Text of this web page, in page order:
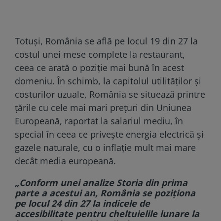
Totuși, România se află pe locul 19 din 27 la
costul unei mese complete la restaurant,
ceea ce arată o poziție mai bună în acest
domeniu. În schimb, la capitolul utilităților și
costurilor uzuale, România se situează printre
țările cu cele mai mari prețuri din Uniunea
Europeană, raportat la salariul mediu, în
special în ceea ce privește energia electrică și
gazele naturale, cu o inflație mult mai mare
decât media europeană.
„Conform unei analize Storia din prima
parte a acestui an, România se poziționa
pe locul 24 din 27 la indicele de
accesibilitate pentru cheltuielile lunare la